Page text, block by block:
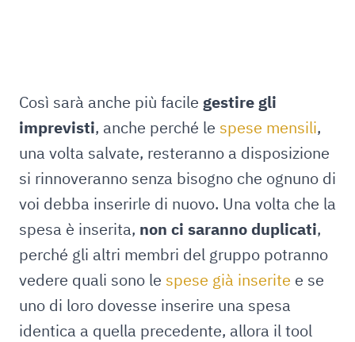
Così sarà anche più facile gestire gli
imprevisti, anche perché le spese mensili,
una volta salvate, resteranno a disposizione
si rinnoveranno senza bisogno che ognuno di
voi debba inserirle di nuovo. Una volta che la
spesa è inserita, non ci saranno duplicati,
perché gli altri membri del gruppo potranno
vedere quali sono le spese già inserite e se
uno di loro dovesse inserire una spesa
identica a quella precedente, allora il tool